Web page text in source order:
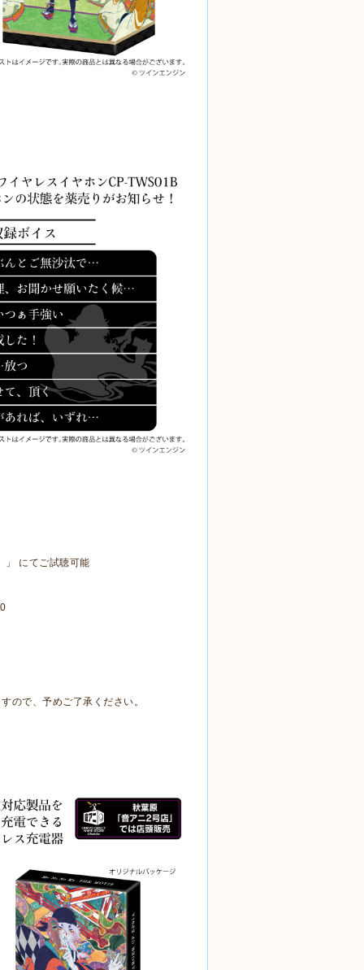
」 にてご試聴可能
ので、予めご了承ください。